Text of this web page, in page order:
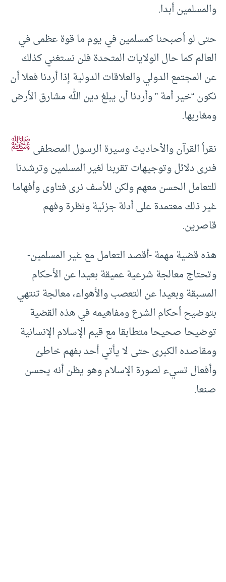
والمسلمين أبدا.
حتى لو أصبحنا كمسلمين في يوم ما قوة عظمى في
العالم كما حال الولايات المتحدة فلن نستغني كذلك
عن المجتمع الدولي والعلاقات الدولية إذا أردنا فعلا أن
نكون “خير أمة ” وأردنا أن يبلغ دين الله مشارق الأرض
ومغاربها.
نقرأ القرآن والأحاديث وسيرة الرسول المصطفىﷺ
فنرى دلائل وتوجيهات تقربنا لغير المسلمين وترشدنا
للتعامل الحسن معهم ولكن للأسف نرى فتاوى وأفهاما
غير ذلك معتمدة على أدلة جزئية ونظرة وفهم
قاصرين.
هذه قضية مهمة -أقصد التعامل مع غير المسلمين-
وتحتاج معالجة شرعية عميقة بعيدا عن الأحكام
المسبقة وبعيدا عن التعصب والأهواء، معالجة تنتهي
بتوضيح أحكام الشرع ومفاهيمه في هذه القضية
توضيحا صحيحا متطابقا مع قيم الإسلام الإنسانية
ومقاصده الكبرى حتى لا يأتي أحد بفهم خاطئ
وأفعال تسيء لصورة الإسلام وهو يظن أنه يحسن
صنعا.